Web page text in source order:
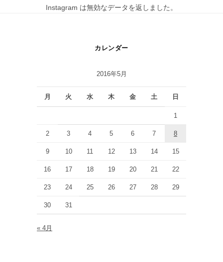
Instagram は無効なデータを返しました。
カレンダー
2016年5月
月 火 水 木 金 土 日
« 4月
1
2 3 4 5 6 7 8
9 10 11 12 13 14 15
16 17 18 19 20 21 22
23 24 25 26 27 28 29
30 31